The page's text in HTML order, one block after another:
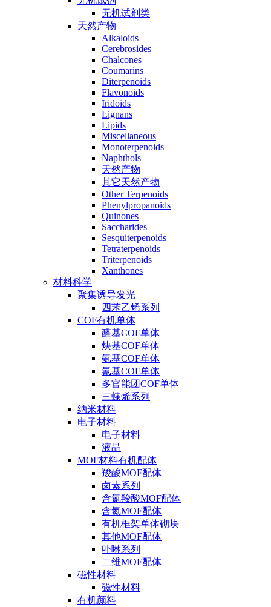
无机试剂类
天然产物
Alkaloids
Cerebrosides
Chalcones
Coumarins
Diterpenoids
Flavonoids
Iridoids
Lignans
Lipids
Miscellaneous
Monoterpenoids
Naphthols
天然产物
其它天然产物
Other Terpenoids
Phenylpropanoids
Quinones
Saccharides
Sesquiterpenoids
Tetraterpenoids
Triterpenoids
Xanthones
材料科学
聚集诱导发光
四苯乙烯系列
COF有机单体
醛基COF单体
炔基COF单体
氨基COF单体
氰基COF单体
多官能团COF单体
三蝶烯系列
纳米材料
电子材料
电子材料
液晶
MOF材料有机配体
羧酸MOF配体
卤素系列
含氮羧酸MOF配体
含氮MOF配体
有机框架单体砌块
其他MOF配体
卟啉系列
二维MOF配体
磁性材料
磁性材料
有机颜料